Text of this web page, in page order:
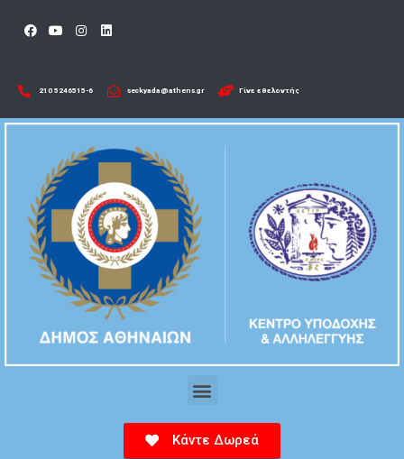
210 5246515-6​ seckyada@athens.gr Γίνε εθελοντής
Κάντε Δωρεά